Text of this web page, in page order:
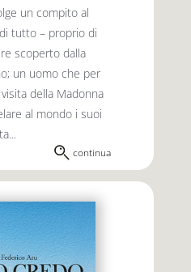
un compito al
tutto – proprio di
scoperto dalla
un uomo che per
della Madonna
al mondo i suoi
continua